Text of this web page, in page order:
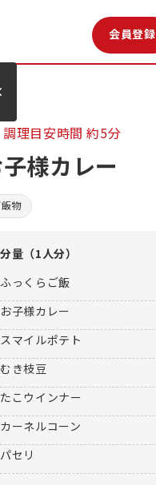
会員登録
調理目安時間約5分
様カレー
飯物
分量（1人分）
ふっくらご飯
お子様カレー
スマイルポテト
むき枝豆
たこウインナー
カーネルコーン
パセリ